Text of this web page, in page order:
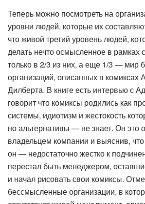
Теперь можно посмотреть на
уровни людей, которые их
что живой третий уровень людей,
делать нечто осмысленное в рамках
только в 2/3 из них, а еще 1/3 — мир
организаций, описанных в комиксах
Дилберта. В книге есть интервью с
говорит что комиксы родились как
системы, идиотизм и жестокость
но альтернативы — не знает. Он это
владельцем компании и выяснив,
он — недостаточно жестко к
перестал быть менеджером,
и начал рисовать свои комиксы.
бессмысленные организации, в